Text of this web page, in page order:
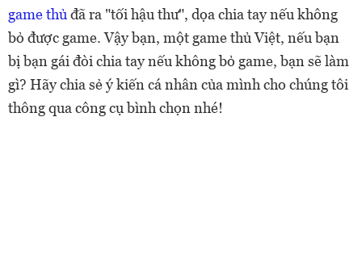
game thủ đã ra "tối hậu thư", dọa chia tay nếu không
bỏ được game. Vậy bạn, một game thủ Việt, nếu bạn
bị bạn gái đòi chia tay nếu không bỏ game, bạn sẽ làm
gì? Hãy chia sẻ ý kiến cá nhân của mình cho chúng tôi
thông qua công cụ bình chọn nhé!